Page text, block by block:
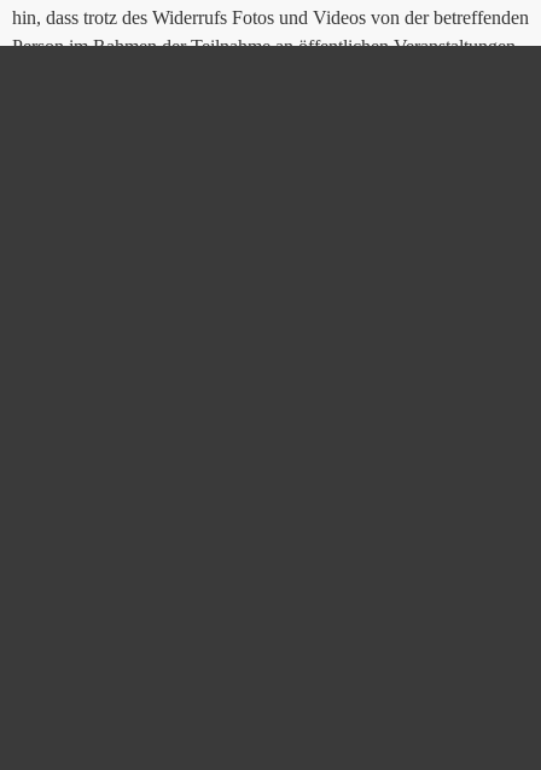
hin, dass trotz des Widerrufs Fotos und Videos von der betreffenden
Person im Rahmen der Teilnahme an öffentlichen Veranstaltungen